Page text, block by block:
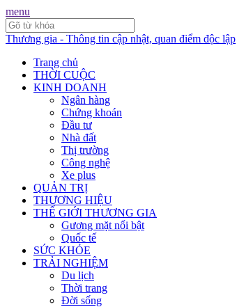
menu
Thương gia - Thông tin cập nhật, quan điểm độc lập
Trang chủ
THỜI CUỘC
KINH DOANH
Ngân hàng
Chứng khoán
Đầu tư
Nhà đất
Thị trường
Công nghệ
Xe plus
QUẢN TRỊ
THƯƠNG HIỆU
THẾ GIỚI THƯƠNG GIA
Gương mặt nổi bật
Quốc tế
SỨC KHỎE
TRẢI NGHIỆM
Du lịch
Thời trang
Đời sống